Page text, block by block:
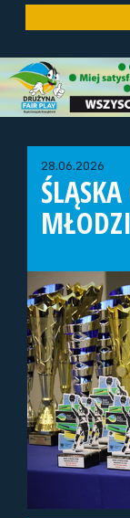
28.06.2026